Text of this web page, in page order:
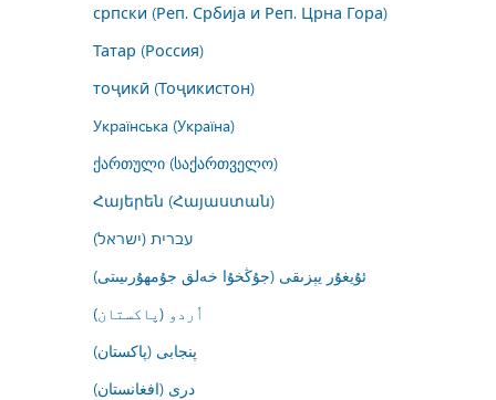
српски (Реп. Србија и Реп. Црна Гора)
Татар (Россия)
тоҷикӣ (Тоҷикистон)
Українська (Україна)
ქართული (საქართველო)
Հայերեն (Հայաստան)
עברית (ישראל)
ئۇيغۇر يېزىقى (جۇڭخۇا خەلق جۇمھۇرىيىتى)
اُردو (پاکستان)
پنجابی (پاکستان)
درى (افغانستان)